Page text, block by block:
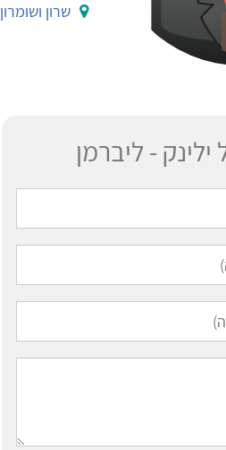
שרון ושומרון
ילינק - ליברמן